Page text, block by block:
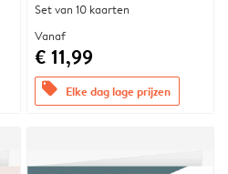
Set van 10 kaarten
Vanaf
€ 11,99
offers Elke dag lage prijzen